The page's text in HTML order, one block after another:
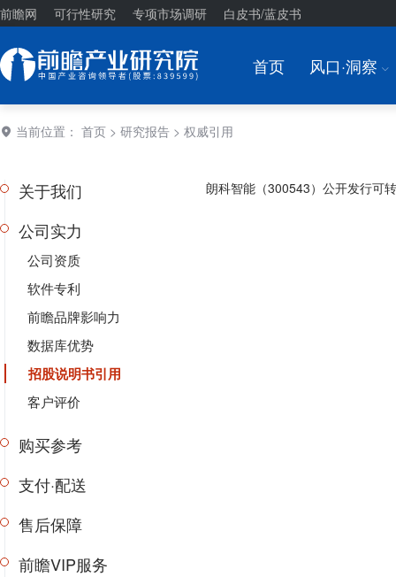
前瞻网 可行性研究 专项市场调研 白皮书/蓝皮书
首页 风口·洞察 I
当前位置： 首页 > 研究报告 > 权威引用
关于我们
公司实力
公司资质
软件专利
前瞻品牌影响力
数据库优势
招股说明书引用
客户评价
购买参考
支付·配送
售后保障
前瞻VIP服务
朗科智能（300543）公开发行可转